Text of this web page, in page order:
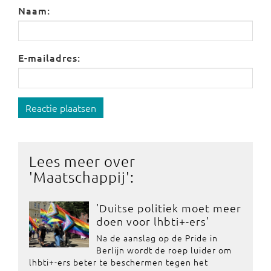
Naam:
E-mailadres:
Reactie plaatsen
Lees meer over
'Maatschappij':
'Duitse politiek moet meer
doen voor lhbti+-ers'
Na de aanslag op de Pride in
Berlijn wordt de roep luider om
lhbti+-ers beter te beschermen tegen het